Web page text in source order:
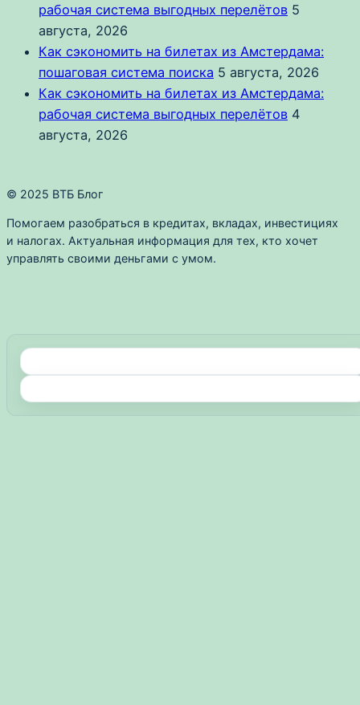
рабочая система выгодных перелётов 5
августа, 2026
Как сэкономить на билетах из Амстердама:
пошаговая система поиска 5 августа, 2026
Как сэкономить на билетах из Амстердама:
рабочая система выгодных перелётов 4
августа, 2026
© 2025 ВТБ Блог
Помогаем разобраться в кредитах, вкладах, инвестициях
и налогах. Актуальная информация для тех, кто хочет
управлять своими деньгами с умом.